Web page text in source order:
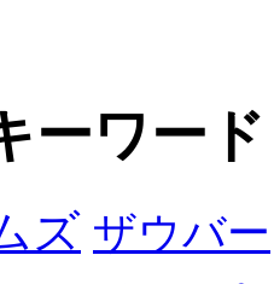
ーワード
ズ ザウバー